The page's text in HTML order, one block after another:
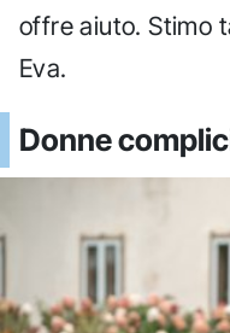
offre aiuto. Stimo
Eva.
Donne